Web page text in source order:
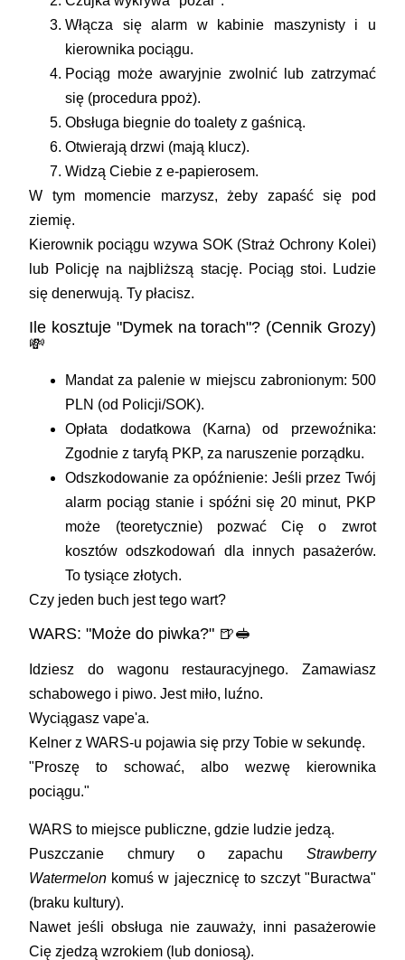
Włącza się alarm w kabinie maszynisty i u
kierownika pociągu.
Pociąg może awaryjnie zwolnić lub zatrzymać
się (procedura ppoż).
Obsługa biegnie do toalety z gaśnicą.
Otwierają drzwi (mają klucz).
Widzą Ciebie z e-papierosem.
W tym momencie marzysz, żeby zapaść się pod
ziemię.
Kierownik pociągu wzywa SOK (Straż Ochrony Kolei)
lub Policję na najbliższą stację. Pociąg stoi. Ludzie
się denerwują. Ty płacisz.
Ile kosztuje "Dymek na torach"? (Cennik Grozy)
💸
Mandat za palenie w miejscu zabronionym: 500
PLN (od Policji/SOK).
Opłata dodatkowa (Karna) od przewoźnika:
Zgodnie z taryfą PKP, za naruszenie porządku.
Odszkodowanie za opóźnienie: Jeśli przez Twój
alarm pociąg stanie i spóźni się 20 minut, PKP
może (teoretycznie) pozwać Cię o zwrot
kosztów odszkodowań dla innych pasażerów.
To tysiące złotych.
Czy jeden buch jest tego wart?
WARS: "Może do piwka?" 🍺🥪
Idziesz do wagonu restauracyjnego. Zamawiasz
schabowego i piwo. Jest miło, luźno.
Wyciągasz vape'a.
Kelner z WARS-u pojawia się przy Tobie w sekundę.
"Proszę to schować, albo wezwę kierownika
pociągu."
WARS to miejsce publiczne, gdzie ludzie jedzą.
Puszczanie chmury o zapachu Strawberry
Watermelon komuś w jajecznicę to szczyt "Buractwa"
(braku kultury).
Nawet jeśli obsługa nie zauważy, inni pasażerowie
Cię zjedzą wzrokiem (lub doniosą).